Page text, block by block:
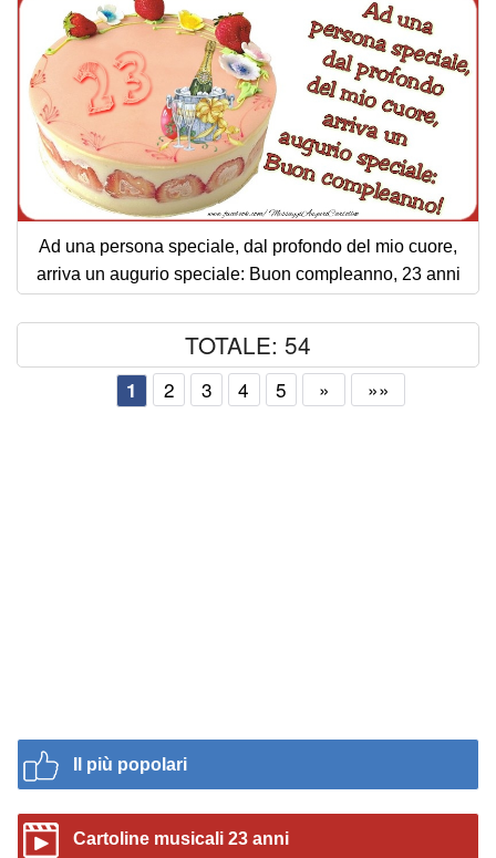
Ad una persona speciale, dal profondo del mio cuore,
arriva un augurio speciale: Buon compleanno, 23 anni
TOTALE: 54
1 2 3 4 5 » »»
Il più popolari
Cartoline musicali 23 anni